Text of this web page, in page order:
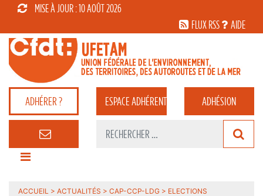
MISE À JOUR : 10 AOÛT 2026
FLUX RSS
AIDE
ADHÉRER ? ESPACEADHÉRENT ADHÉSION
ACCUEIL > ACTUALITÉS > CAP-CCP-LDG > ELECTIONS